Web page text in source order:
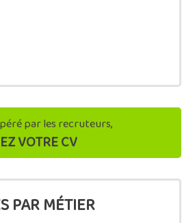
par les recruteurs,
VOTRE CV
PAR MÉTIER